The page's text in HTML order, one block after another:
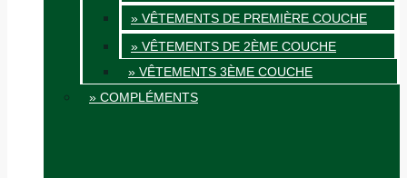
» VÊTEMENTS DE PREMIÈRE COUCHE
» VÊTEMENTS DE 2ÈME COUCHE
» VÊTEMENTS 3ÈME COUCHE
» COMPLÉMENTS